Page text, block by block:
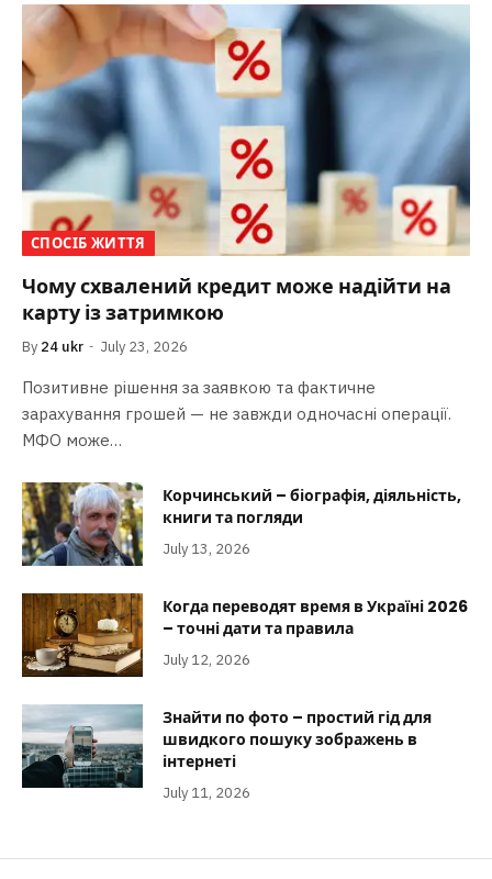
СПОСІБ ЖИТТЯ
Чому схвалений кредит може надійти на
карту із затримкою
By 24 ukr July 23, 2026
Позитивне рішення за заявкою та фактичне
зарахування грошей — не завжди одночасні операції.
МФО може…
Корчинський – біографія, діяльність,
книги та погляди
July 13, 2026
Когда переводят время в Україні 2026
– точні дати та правила
July 12, 2026
Знайти по фото – простий гід для
швидкого пошуку зображень в
інтернеті
July 11, 2026